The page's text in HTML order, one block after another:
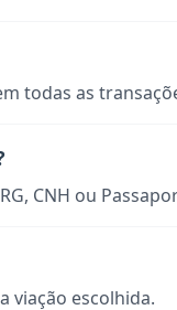
todas as
CNH ou
viação escolhida.